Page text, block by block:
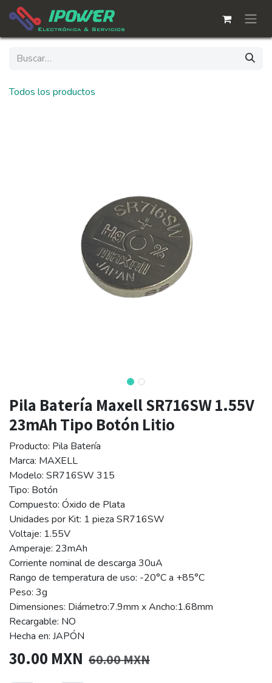
Ir al contenido
Todos los productos
Pila Batería Maxell SR716SW 1.55V
23mAh Tipo Botón Litio
Producto: Pila Batería
Marca: MAXELL
Modelo: SR716SW 315
Tipo: Botón
Compuesto: Óxido de Plata
Unidades por Kit: 1 pieza SR716SW
Voltaje: 1.55V
Amperaje: 23mAh
Corriente nominal de descarga 30uA
Rango de temperatura de uso: -20°C a +85°C
Peso: 3g
Dimensiones: Diámetro:7.9mm x Ancho:1.68mm
Recargable: NO
Hecha en: JAPÓN
30.00 MXN 60.00MXN